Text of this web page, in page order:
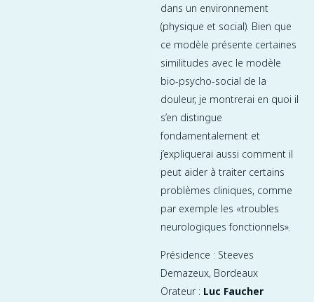
dans un environnement
(physique et social). Bien que
ce modèle présente certaines
similitudes avec le modèle
bio-psycho-social de la
douleur, je montrerai en quoi il
s’en distingue
fondamentalement et
j’expliquerai aussi comment il
peut aider à traiter certains
problèmes cliniques, comme
par exemple les «troubles
neurologiques fonctionnels».
Présidence : Steeves
Demazeux, Bordeaux
Orateur : Luc Faucher